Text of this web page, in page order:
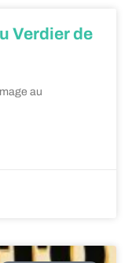
Verdier de
au